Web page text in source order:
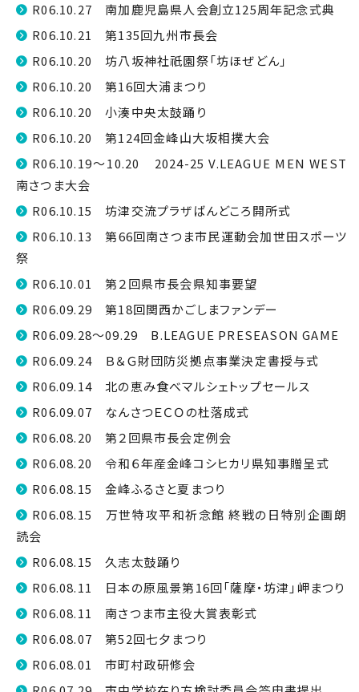
R06.10.27 南加鹿児島県人会創立125周年記念式典
R06.10.21 第135回九州市長会
R06.10.20 坊八坂神社祇園祭「坊ほぜどん」
R06.10.20 第16回大浦まつり
R06.10.20 小湊中央太鼓踊り
R06.10.20 第124回金峰山大坂相撲大会
R06.10.19～10.20 2024-25 V.LEAGUE MEN WEST
南さつま大会
R06.10.15 坊津交流プラザばんどころ開所式
R06.10.13 第66回南さつま市民運動会加世田スポーツ
祭
R06.10.01 第２回県市長会県知事要望
R06.09.29 第18回関西かごしまファンデー
R06.09.28～09.29 B.LEAGUE PRESEASON GAME
R06.09.24 Ｂ＆Ｇ財団防災拠点事業決定書授与式
R06.09.14 北の恵み食べマルシェトップセールス
R06.09.07 なんさつＥＣＯの杜落成式
R06.08.20 第２回県市長会定例会
R06.08.20 令和６年産金峰コシヒカリ県知事贈呈式
R06.08.15 金峰ふるさと夏まつり
R06.08.15 万世特攻平和祈念館 終戦の日特別企画朗
読会
R06.08.15 久志太鼓踊り
R06.08.11 日本の原風景第16回「薩摩・坊津」岬まつり
R06.08.11 南さつま市主役大賞表彰式
R06.08.07 第52回七夕まつり
R06.08.01 市町村政研修会